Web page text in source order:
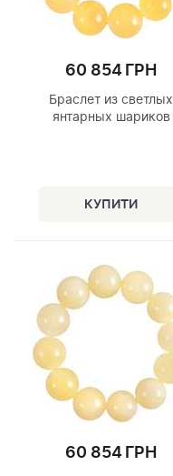
60 854 ГРН
Браслет из светлых
янтарных шариков
60 854 ГРН